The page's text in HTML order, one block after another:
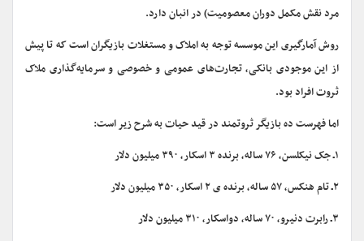
مرد نقش مکمل دوران معصومیت) در انبان دارد.
روش آمارگیری این موسسه توجه به املاک و مستغلات بازیگران است که تا پیش
از این موجودی بانکی، تجارت‌های عمومی و خصوصی و سرمایه‌گذاری ملاک
ثروت افراد بود.
اما فهرست ده بازیگر ثروتمند در قید حیات به شرح زیر است:
۱ـ جک نیکلسن، ۷۶ ساله، برنده ۳ اسکار، ۳۹۰ میلیون دلار
۲ـ تام هنکس، ۵۷ ساله، برنده ی ۲ اسکار، ۳۵۰ میلیون دلار
۳ـ رابرت دنیرو، ۷۰ ساله، دواسکار، ۳۱۰ میلیون دلار